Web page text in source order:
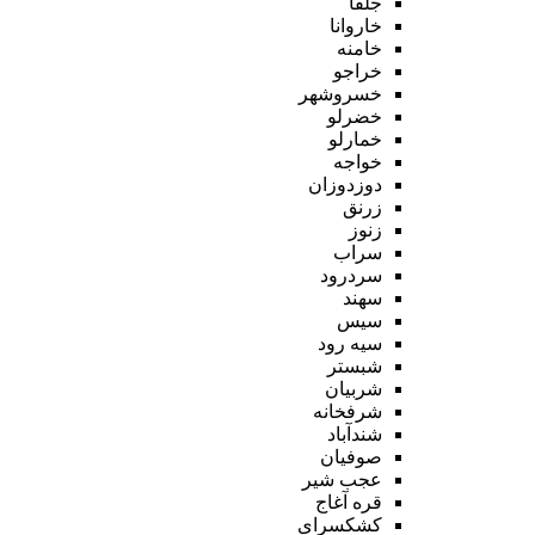
خاروانا
خامنه
خراجو
خسروشهر
خضرلو
خمارلو
خواجه
دوزدوزان
زرنق
زنوز
سراب
سردرود
سهند
سیس
سیه رود
شبستر
شربیان
شرفخانه
شندآباد
صوفیان
عجب شیر
قره آغاج
کشکسرای